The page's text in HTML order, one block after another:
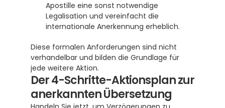
Apostille eine sonst notwendige
Legalisation und vereinfacht die
internationale Anerkennung erheblich.
Diese formalen Anforderungen sind nicht
verhandelbar und bilden die Grundlage für
jede weitere Aktion.
Der 4-Schritte-Aktionsplan zur
anerkannten Übersetzung